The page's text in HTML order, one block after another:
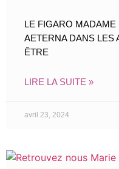
LE FIGARO MADAME
AETERNA DANS LES
ÊTRE
LIRE LA SUITE »
avril 23, 2024